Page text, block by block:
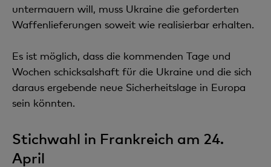
untermauern will, muss Ukraine die geforderten
Waffenlieferungen soweit wie realisierbar erhalten.
Es ist möglich, dass die kommenden Tage und
Wochen schicksalshaft für die Ukraine und die sich
daraus ergebende neue Sicherheitslage in Europa
sein könnten.
Stichwahl in Frankreich am 24.
April